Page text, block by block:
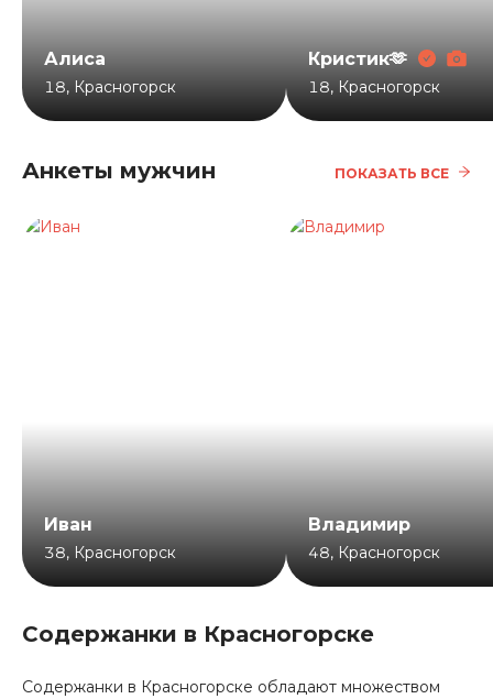
Алиса
18, Красногорск
Кристик🫶
18, Красногорск
Анкеты мужчин ПОКАЗАТЬ ВСЕ
Иван
38, Красногорск
Владимир
48, Красногорск
Содержанки в Красногорске
Содержанки в Красногорске обладают множеством